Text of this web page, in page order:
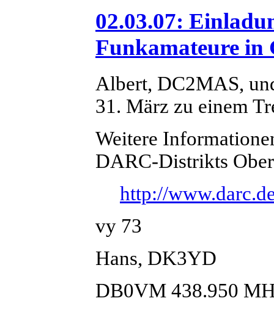
02.03.07:
Funkamateure in
Albert, DC2MAS,
31. März zu einem
Weitere
DARC-Distrikts
http://
vy 73
Hans, DK3YD
DB0VM 438.950